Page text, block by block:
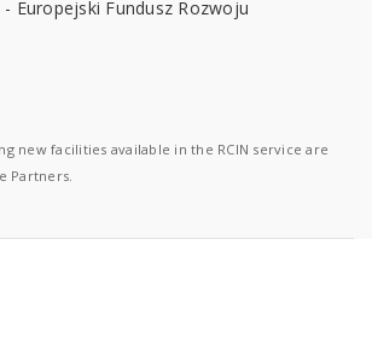
new facilities available in the RCIN service are
Partners.